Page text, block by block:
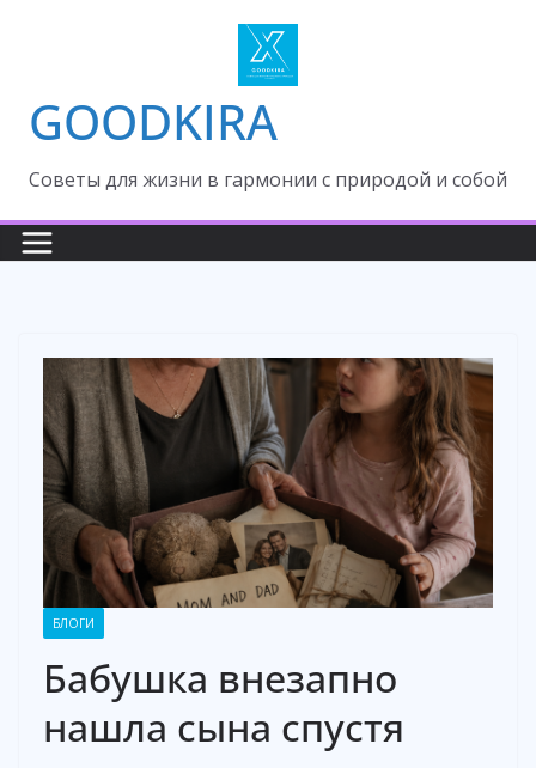
GOODKIRA
Cоветы для жизни в гармонии с природой и собой
БЛОГИ
Бабушка внезапно
нашла сына спустя